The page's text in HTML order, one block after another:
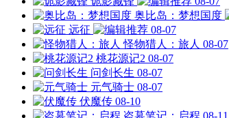
奥比岛：梦想国度
远征
08-07
怪物猎人：旅人 08-07
桃花源记2 08-07
问剑长生 08-07
元气骑士 08-07
伏魔传 08-10
盗墓笔记：启程 08-11